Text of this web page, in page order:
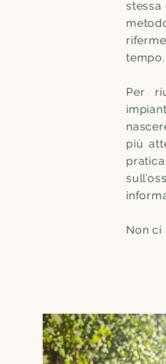
stessa
tempo.
Per
più
Non ci